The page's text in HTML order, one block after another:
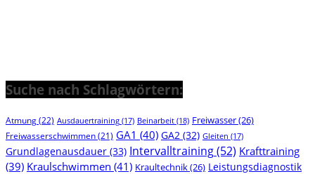
Suche nach Schlagwörtern:
Atmung(22) Ausdauertraining (17) Beinarbeit (18) Freiwasser(26)
Freiwasserschwimmen (21) GA1 (40) GA2 (32) Gleiten (17)
Grundlagenausdauer (33) Intervalltraining(52) Krafttraining
(39) Kraulschwimmen (41) Kraultechnik(26) Leistungsdiagnostik